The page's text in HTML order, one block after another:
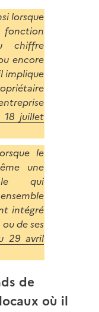
lorsque
fonction
chiffre
encore
implique
18 juillet
le
une
qui
intégré
de ses
29 avril
de
où il